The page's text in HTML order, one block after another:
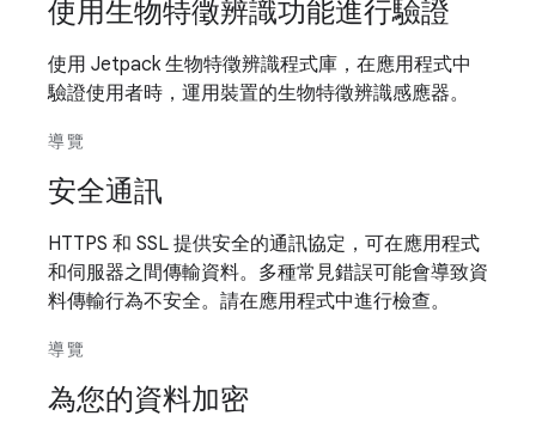
使用生物特徵辨識功能進行驗證
使用 Jetpack 生物特徵辨識程式庫，在應用程式中
驗證使用者時，運用裝置的生物特徵辨識感應器。
導覽
安全通訊
HTTPS 和 SSL 提供安全的通訊協定，可在應用程式
和伺服器之間傳輸資料。多種常見錯誤可能會導致資
料傳輸行為不安全。請在應用程式中進行檢查。
導覽
為您的資料加密